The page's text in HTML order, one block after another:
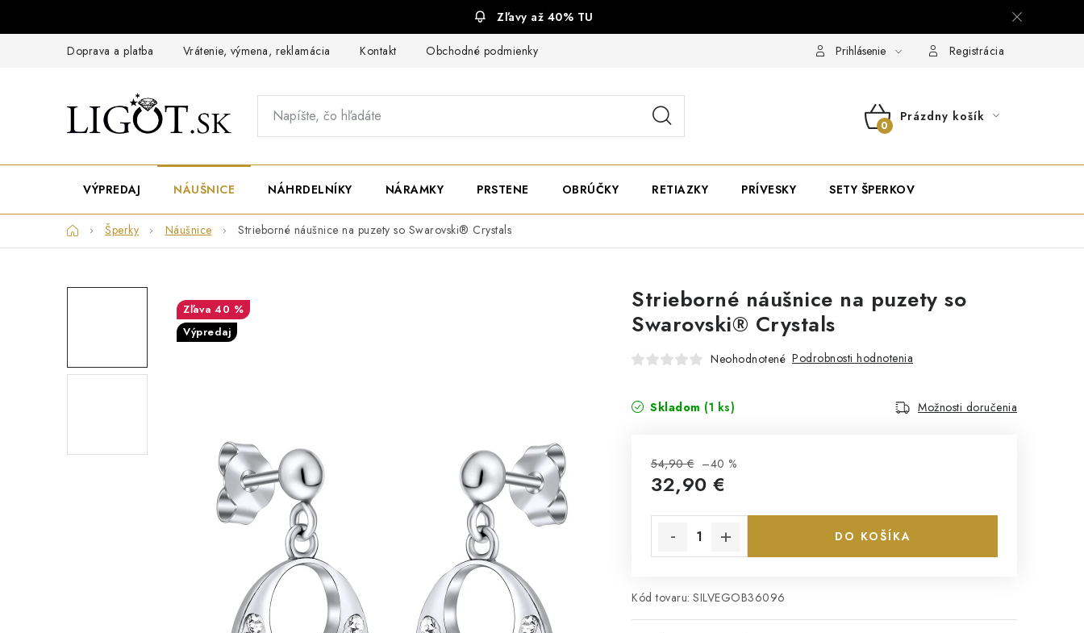
Zľavy až 40% TU
Doprava a platba Vrátenie, výmena, reklamácia Kontakt Obchodné podmienky Prihlásenie Registrácia
NÁKUPNÝ
Prázdny košík
VÝPREDAJ NÁUŠNICE NÁHRDELNÍKY NÁRAMKY PRSTENE OBRÚČKY RETIAZKY PRÍVESKY SETY ŠPERKOV
DomovŠperky Náušnice Strieborné náušnice na puzety so Swarovski® Crystals
Strieborné náušnice na puzety so
Swarovski® Crystals
Neohodnotené Podrobnosti hodnotenia
Skladom (1 ks) Možnosti doručenia
54,90 € –40 %
32,90 €
DO KOŠÍKA
Kód tovaru: SILVEGOB36096
40 %
Výpredaj